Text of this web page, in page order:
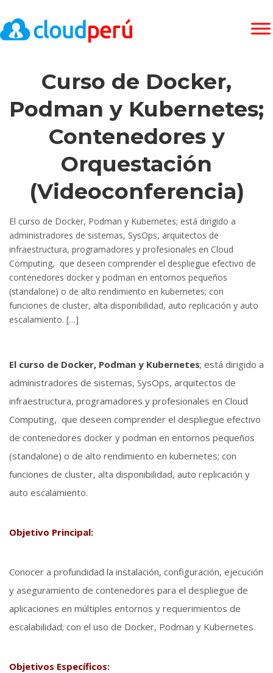
Curso de Docker,
Podman y Kubernetes;
Contenedores y
Orquestación
(Videoconferencia)
El curso de Docker, Podman y Kubernetes; está dirigido a
administradores de sistemas, SysOps, arquitectos de
infraestructura, programadores y profesionales en Cloud
Computing, que deseen comprender el despliegue efectivo de
contenedores docker y podman en entornos pequeños
(standalone) o de alto rendimiento en kubernetes; con
funciones de cluster, alta disponibilidad, auto replicación y auto
escalamiento. […]
El curso de Docker, Podman y Kubernetes; está dirigido a
administradores de sistemas, SysOps, arquitectos de
infraestructura, programadores y profesionales en Cloud
Computing, que deseen comprender el despliegue efectivo
de contenedores docker y podman en entornos pequeños
(standalone) o de alto rendimiento en kubernetes; con
funciones de cluster, alta disponibilidad, auto replicación y
auto escalamiento.
Objetivo Principal:
Conocer a profundidad la instalación, configuración, ejecución
y aseguramiento de contenedores para el despliegue de
aplicaciones en múltiples entornos y requerimientos de
escalabilidad; con el uso de Docker, Podman y Kubernetes.
Objetivos Específicos: